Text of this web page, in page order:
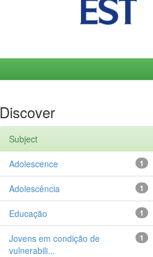
Discover
Subject
1
Adolescence
1
Adolescência
1
Educação
1
Jovens em condição de
vulnerabili...